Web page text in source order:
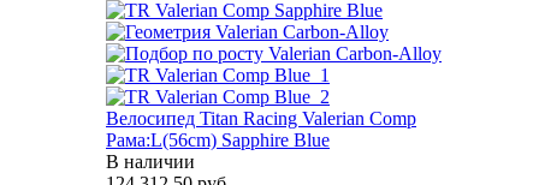
Велосипед Titan Racing Valerian Comp
Рама:L(56cm) Sapphire Blue
В наличии